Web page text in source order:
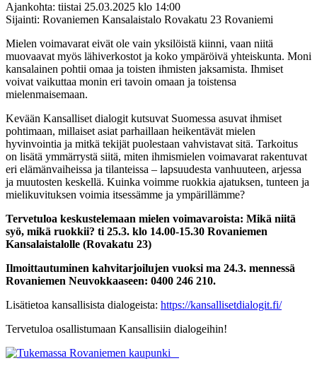
Ajankohta: tiistai 25.03.2025 klo 14:00
Sijainti: Rovaniemen Kansalaistalo Rovakatu 23 Rovaniemi
Mielen voimavarat eivät ole vain yksilöistä kiinni, vaan niitä
muovaavat myös lähiverkostot ja koko ympäröivä yhteiskunta. Moni
kansalainen pohtii omaa ja toisten ihmisten jaksamista. Ihmiset
voivat vaikuttaa monin eri tavoin omaan ja toistensa
mielenmaisemaan.
Kevään Kansalliset dialogit kutsuvat Suomessa asuvat ihmiset
pohtimaan, millaiset asiat parhaillaan heikentävät mielen
hyvinvointia ja mitkä tekijät puolestaan vahvistavat sitä. Tarkoitus
on lisätä ymmärrystä siitä, miten ihmismielen voimavarat rakentuvat
eri elämänvaiheissa ja tilanteissa – lapsuudesta vanhuuteen, arjessa
ja muutosten keskellä. Kuinka voimme ruokkia ajatuksen, tunteen ja
mielikuvituksen voimia itsessämme ja ympärillämme?
Tervetuloa keskustelemaan mielen voimavaroista: Mikä niitä
syö, mikä ruokkii? ti 25.3. klo 14.00-15.30 Rovaniemen
Kansalaistalolle (Rovakatu 23)
Ilmoittautuminen kahvitarjoilujen vuoksi ma 24.3. mennessä
Rovaniemen Neuvokkaaseen: 0400 246 210.
Lisätietoa kansallisista dialogeista: https://kansallisetdialogit.fi/
Tervetuloa osallistumaan Kansallisiin dialogeihin!